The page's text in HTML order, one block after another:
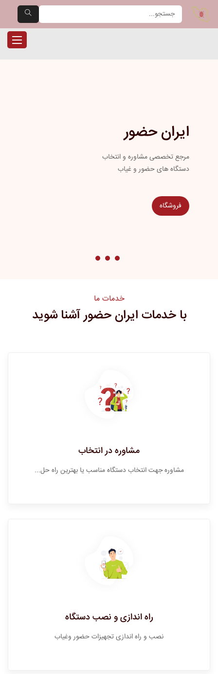
ایران حضور — مرجع تخصصی
ناوبری
ایران حضور
مرجع تخصصی مشاوره و انتخاب
دستگاه های حضور و غیاب
فروشگاه
خدمات ما
با خدمات ایران حضور آشنا شوید
مشاوره در انتخاب
مشاوره جهت انتخاب دستگاه مناسب یا بهترین راه حل...
راه اندازی و نصب دستگاه
نصب و راه اندازی تجهیزات حضور وغیاب